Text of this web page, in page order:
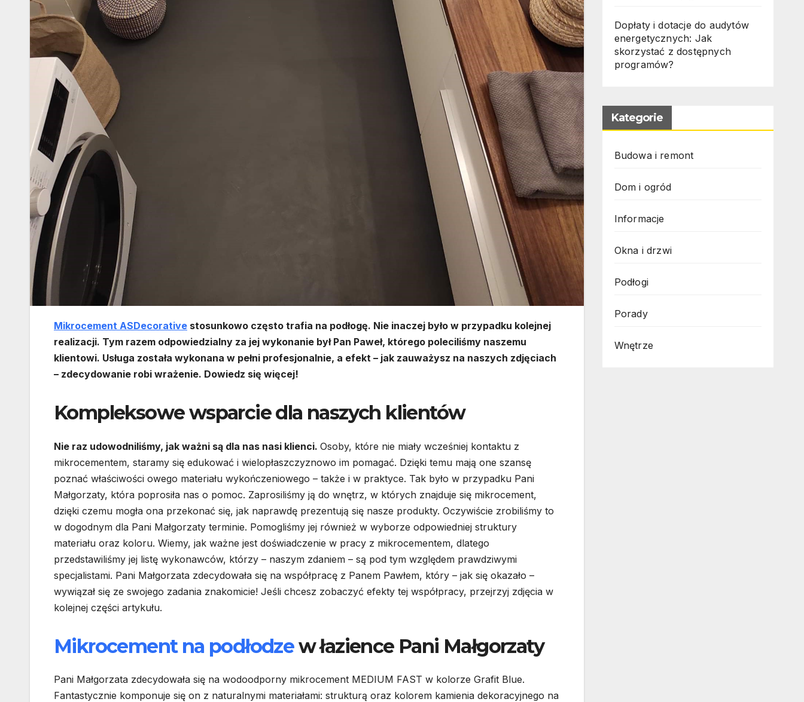
Mikrocement ASDecorative stosunkowo często trafia na podłogę. Nie inaczej było w przypadku kolejnej
realizacji. Tym razem odpowiedzialny za jej wykonanie był Pan Paweł, którego poleciliśmy naszemu
klientowi. Usługa została wykonana w pełni profesjonalnie, a efekt – jak zauważysz na naszych zdjęciach
– zdecydowanie robi wrażenie. Dowiedz się więcej!
Kompleksowe wsparcie dla naszych klientów
Nie raz udowodniliśmy, jak ważni są dla nas nasi klienci. Osoby, które nie miały wcześniej kontaktu z
mikrocementem, staramy się edukować i wielopłaszczyznowo im pomagać. Dzięki temu mają one szansę
poznać właściwości owego materiału wykończeniowego – także i w praktyce. Tak było w przypadku Pani
Małgorzaty, która poprosiła nas o pomoc. Zaprosiliśmy ją do wnętrz, w których znajduje się mikrocement,
dzięki czemu mogła ona przekonać się, jak naprawdę prezentują się nasze produkty. Oczywiście zrobiliśmy to
w dogodnym dla Pani Małgorzaty terminie. Pomogliśmy jej również w wyborze odpowiedniej struktury
materiału oraz koloru. Wiemy, jak ważne jest doświadczenie w pracy z mikrocementem, dlatego
przedstawiliśmy jej listę wykonawców, którzy – naszym zdaniem – są pod tym względem prawdziwymi
specjalistami. Pani Małgorzata zdecydowała się na współpracę z Panem Pawłem, który – jak się okazało –
wywiązał się ze swojego zadania znakomicie! Jeśli chcesz zobaczyć efekty tej współpracy, przejrzyj zdjęcia w
kolejnej części artykułu.
Mikrocement na podłodzew łazience Pani Małgorzaty
Pani Małgorzata zdecydowała się na wodoodporny mikrocement MEDIUM FAST w kolorze Grafit Blue.
Fantastycznie komponuje się on z naturalnymi materiałami: strukturą oraz kolorem kamienia dekoracyjnego na
Dopłaty i dotacje do audytów
energetycznych: Jak
skorzystać z dostępnych
programów?
Kategorie
Budowa i remont
Dom i ogród
Informacje
Okna i drzwi
Podłogi
Porady
Wnętrze